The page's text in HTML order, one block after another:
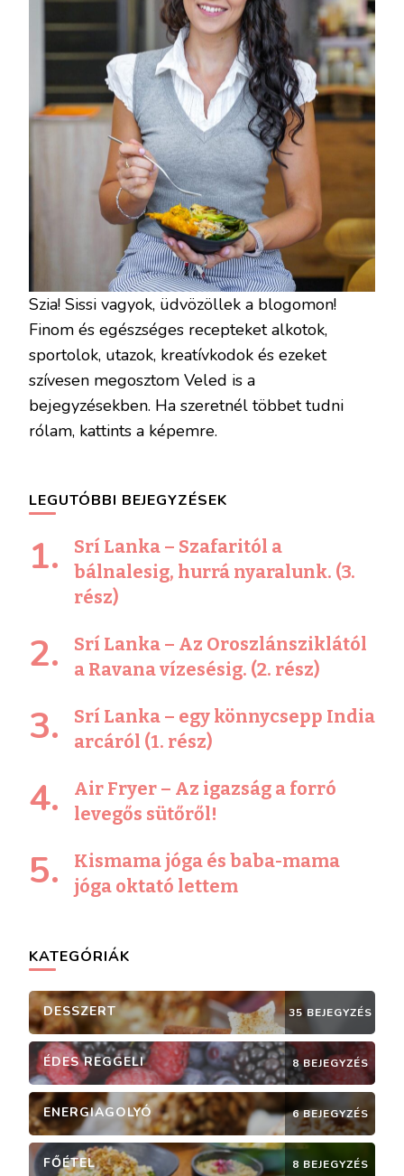
Szia! Sissi vagyok, üdvözöllek a blogomon!
Finom és egészséges recepteket alkotok,
sportolok, utazok, kreatívkodok és ezeket
szívesen megosztom Veled is a
bejegyzésekben. Ha szeretnél többet tudni
rólam, kattints a képemre.
LEGUTÓBBI BEJEGYZÉSEK
Srí Lanka – Szafaritól a
bálnalesig, hurrá nyaralunk. (3.
rész)
Srí Lanka – Az Oroszlánsziklától
a Ravana vízesésig. (2. rész)
Srí Lanka – egy könnycsepp India
arcáról (1. rész)
Air Fryer – Az igazság a forró
levegős sütőről!
Kismama jóga és baba-mama
jóga oktató lettem
KATEGÓRIÁK
DESSZERT 35 BEJEGYZÉS
ÉDES REGGELI 8 BEJEGYZÉS
ENERGIAGOLYÓ 6 BEJEGYZÉS
FŐÉTEL 8 BEJEGYZÉS